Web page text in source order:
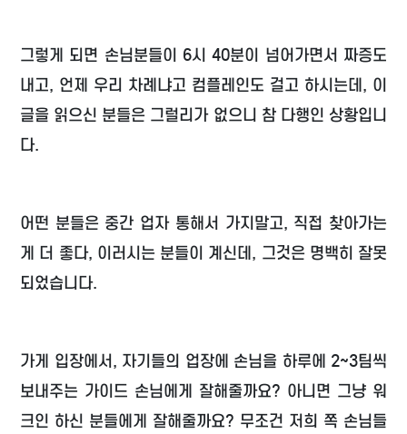
그렇게 되면 손님분들이 6시 40분이 넘어가면서 짜증도
내고, 언제 우리 차례냐고 컴플레인도 걸고 하시는데, 이
글을 읽으신 분들은 그럴리가 없으니 참 다행인 상황입니
다.
어떤 분들은 중간 업자 통해서 가지말고, 직접 찾아가는
게 더 좋다, 이러시는 분들이 계신데, 그것은 명백히 잘못
되었습니다.
가게 입장에서, 자기들의 업장에 손님을 하루에 2~3팀씩
보내주는 가이드 손님에게 잘해줄까요? 아니면 그냥 워
크인 하신 분들에게 잘해줄까요? 무조건 저희 쪽 손님들